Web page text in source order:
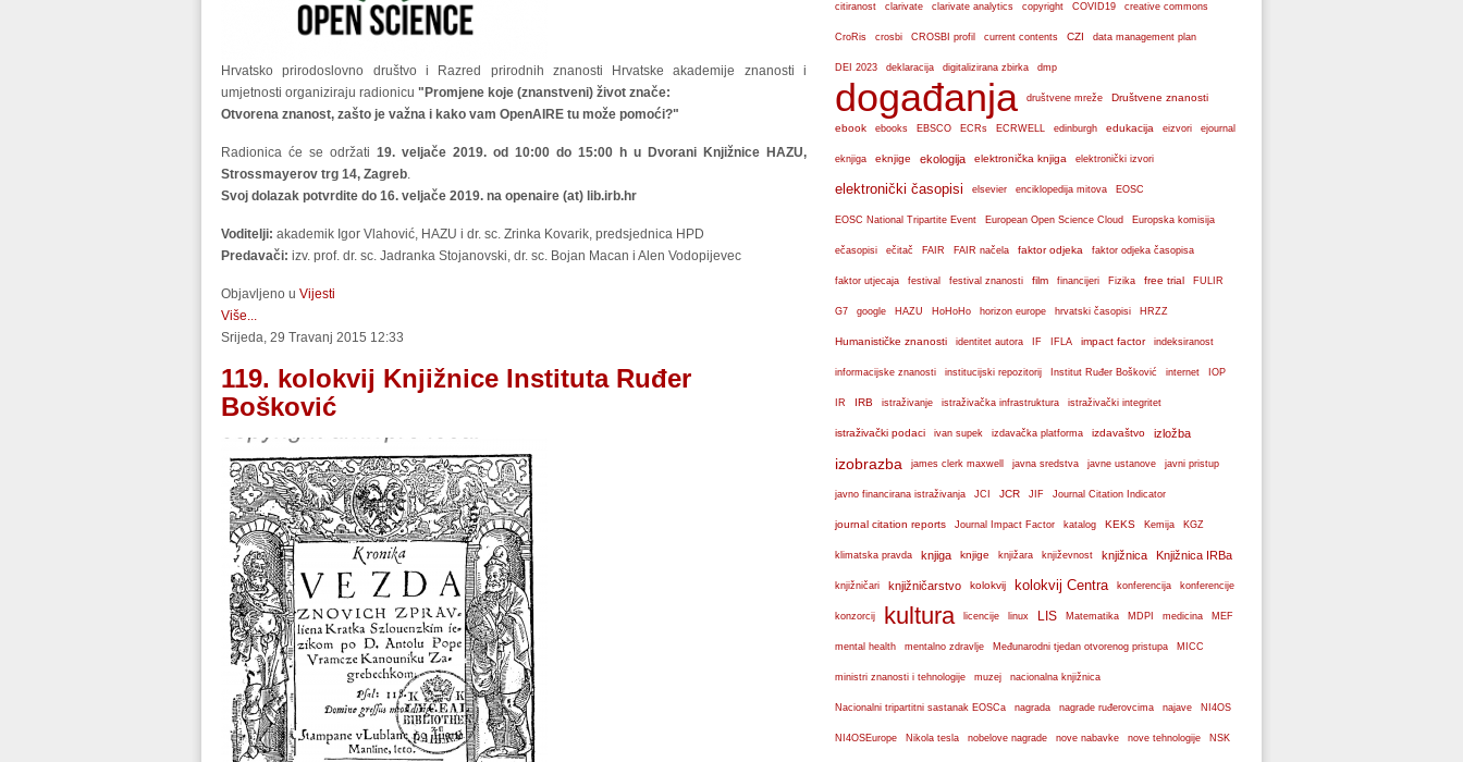
Hrvatsko prirodoslovno društvo i Razred prirodnih znanosti Hrvatske akademije znanosti i
umjetnosti organiziraju radionicu "Promjene koje (znanstveni) život znače:
Otvorena znanost, zašto je važna i kako vam OpenAIRE tu može pomoći?"
Radionica će se održati 19. veljače 2019. od 10:00 do 15:00 h u Dvorani Knjižnice HAZU,
Strossmayerov trg 14, Zagreb.
Svoj dolazak potvrdite do 16. veljače 2019. na openaire (at) lib.irb.hr
Voditelji: akademik Igor Vlahović, HAZU i dr. sc. Zrinka Kovarik, predsjednica HPD
Predavači: izv. prof. dr. sc. Jadranka Stojanovski, dr. sc. Bojan Macan i Alen Vodopijevec
Objavljeno u Vijesti
Više...
Srijeda, 29 Travanj 2015 12:33
119. kolokvij Knjižnice Instituta Ruđer
Bošković
citiranost clarivate clarivate analytics copyright COVID19 creative commons
CroRis crosbi CROSBI profil current contents CZI data management plan
DEI 2023 deklaracija digitalizirana zbirka dmp
događanja društvene mreže Društvene znanosti
ebook ebooks EBSCO ECRs ECRWELL edinburgh edukacija eizvori ejournal
eknjiga eknjige ekologija elektronička knjiga elektronički izvori
elektronički časopisi elsevier enciklopedija mitova EOSC
EOSC National Tripartite Event European Open Science Cloud Europska komisija
ečasopisi ečitač FAIR FAIR načela faktor odjeka faktor odjeka časopisa
faktor utjecaja festival festival znanosti film financijeri Fizika free trial FULIR
G7 google HAZU HoHoHo horizon europe hrvatski časopisi HRZZ
Humanističke znanosti identitet autora IF IFLA impact factor indeksiranost
informacijske znanosti institucijski repozitorij Institut Ruđer Bošković internet IOP
IR IRB istraživanje istraživačka infrastruktura istraživački integritet
istraživački podaci ivan supek izdavačka platforma izdavaštvo izložba
izobrazba james clerk maxwell javna sredstva javne ustanove javni pristup
javno financirana istraživanja JCI JCR JIF Journal Citation Indicator
journal citation reports Journal Impact Factor katalog KEKS Kemija KGZ
klimatska pravda knjiga knjige knjižara književnost knjižnica Knjižnica IRBa
knjižničari knjižničarstvo kolokvij kolokvij Centra konferencija konferencije
konzorcij kultura licencije linux LIS Matematika MDPI medicina MEF
mental health mentalno zdravlje Međunarodni tjedan otvorenog pristupa MICC
ministri znanosti i tehnologije muzej nacionalna knjižnica
Nacionalni tripartitni sastanak EOSCa nagrada nagrade ruđerovcima najave NI4OS
NI4OSEurope Nikola tesla nobelove nagrade nove nabavke nove tehnologije NSK